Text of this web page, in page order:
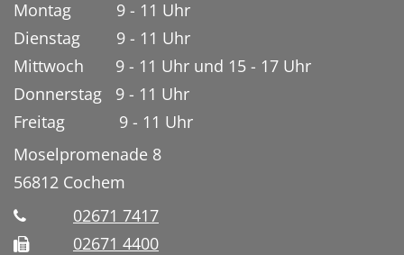
Montag 9 - 11 Uhr
Dienstag 9 - 11 Uhr
Mittwoch 9 - 11 Uhr und 15 - 17 Uhr
Donnerstag 9 - 11 Uhr
Freitag 9 - 11 Uhr
Moselpromenade 8
56812 Cochem
02671 7417
02671 4400